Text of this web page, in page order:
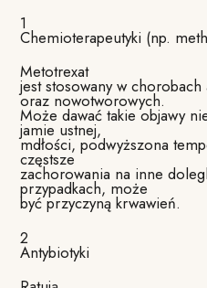
1
Chemioterapeutyki (np.
Metotrexat
jest stosowany w
oraz nowotworowych.
Może dawać takie objawy
jamie ustnej,
mdłości, podwyższona
częstsze
zachorowania na inne
przypadkach, może
być przyczyną krwawień.
2
Antybiotyki